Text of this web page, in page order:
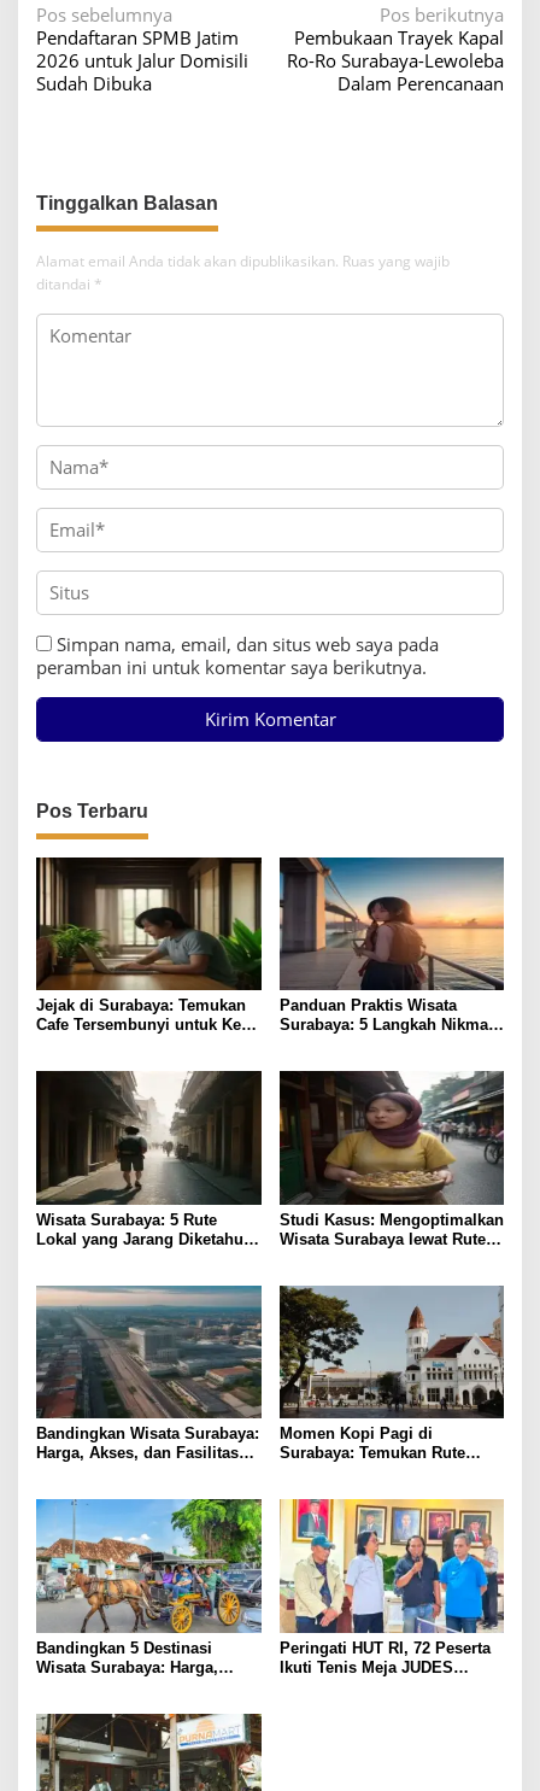
N
a
v
s
p
o
s
Pos sebelumnya
Pendaftaran SPMB Jatim
2026 untuk Jalur Domisili
Sudah Dibuka
Pos berikutnya
Pembukaan Trayek Kapal
Ro-Ro Surabaya-Lewoleba
Dalam Perencanaan
Tinggalkan Balasan
Alamat email Anda tidak akan dipublikasikan. Ruas yang wajib
ditandai *
Simpan nama, email, dan situs web saya pada
peramban ini untuk komentar saya berikutnya.
Pos Terbaru
Jejak di Surabaya: Temukan
Cafe Tersembunyi untuk Kerja
Panduan Praktis Wisata
Surabaya: 5 Langkah Nikmati
Wisata Surabaya: 5 Rute
Lokal yang Jarang Diketahui
Studi Kasus: Mengoptimalkan
Wisata Surabaya lewat Rute
Bandingkan Wisata Surabaya:
Harga, Akses, dan Fasilitas
Momen Kopi Pagi di
Surabaya: Temukan Rute
Bandingkan 5 Destinasi
Wisata Surabaya: Harga,
Peringati HUT RI, 72 Peserta
Ikuti Tenis Meja JUDES